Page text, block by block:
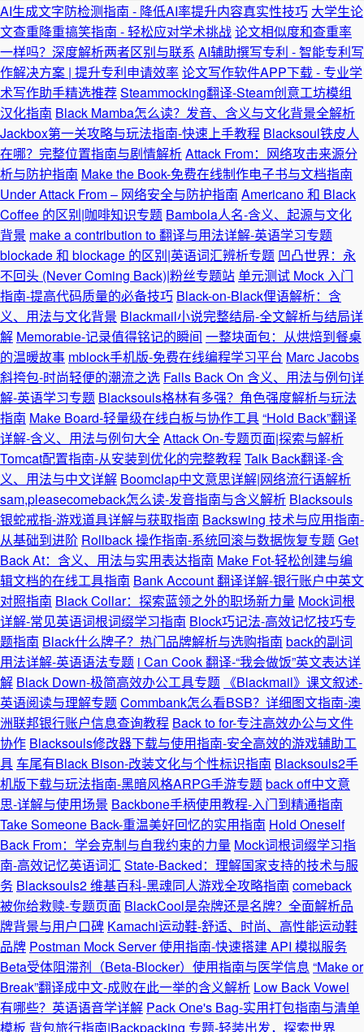
AI生成文字防检测指南 - 降低AI率提升内容真实性技巧 大学生论
文查重降重搞笑指南 - 轻松应对学术挑战论文相似度和查重率
一样吗？深度解析两者区别与联系 AI辅助撰写专利 - 智能专利写
作解决方案 | 提升专利申请效率论文写作软件APP下载 - 专业学
术写作助手精选推荐Steammocking翻译-Steam创意工坊模组
汉化指南 Black Mamba怎么读？发音、含义与文化背景全解析
Jackbox第一关攻略与玩法指南-快速上手教程 Blacksoul铁皮人
在哪？完整位置指南与剧情解析Attack From：网络攻击来源分
析与防护指南 Make the Book-免费在线制作电子书与文档指南
Under Attack From – 网络安全与防护指南 Americano 和 Black
Coffee 的区别|咖啡知识专题 Bambola人名-含义、起源与文化
背景 make a contribution to 翻译与用法详解-英语学习专题
blockade 和 blockage 的区别|英语词汇辨析专题 凹凸世界：永
不回头 (Never Coming Back)|粉丝专题站单元测试 Mock 入门
指南-提高代码质量的必备技巧 Black-on-Black俚语解析：含
义、用法与文化背景 Blackmail小说完整结局-全文解析与结局详
解 Memorabie-记录值得铭记的瞬间 一整块面包：从烘焙到餐桌
的温暖故事 mblock手机版-免费在线编程学习平台 Marc Jacobs
斜挎包-时尚轻便的潮流之选 Falls Back On 含义、用法与例句详
解-英语学习专题 Blacksouls格林有多强？角色强度解析与玩法
指南 Make Board-轻量级在线白板与协作工具“Hold Back”翻译
详解-含义、用法与例句大全Attack On-专题页面|探索与解析
Tomcat配置指南-从安装到优化的完整教程 Talk Back翻译-含
义、用法与中文详解 Boomclap中文意思详解|网络流行语解析
sam,pleasecomeback怎么读-发音指南与含义解析 Blacksouls
银蛇戒指-游戏道具详解与获取指南 Backswing 技术与应用指南-
从基础到进阶 Rollback 操作指南-系统回滚与数据恢复专题Get
Back At：含义、用法与实用表达指南 Make Fot-轻松创建与编
辑文档的在线工具指南 Bank Account 翻译详解-银行账户中英文
对照指南 Black Collar：探索蓝领之外的职场新力量 Mock词根
详解-常见英语词根词缀学习指南 Block巧记法-高效记忆技巧专
题指南 Black什么牌子？热门品牌解析与选购指南 back的副词
用法详解-英语语法专题 i Can Cook 翻译-“我会做饭”英文表达详
解 Black Down-极简高效办公工具专题 《Blackmail》课文叙述-
英语阅读与理解专题Commbank怎么看BSB？详细图文指南-澳
洲联邦银行账户信息查询教程 Back to for-专注高效办公与文件
协作 Blacksouls修改器下载与使用指南-安全高效的游戏辅助工
具 车尾有Black Bison-改装文化与个性标识指南 Blacksouls2手
机版下载与玩法指南-黑暗风格ARPG手游专题back off中文意
思-详解与使用场景 Backbone手柄使用教程-入门到精通指南
Take Someone Back-重温美好回忆的实用指南 Hold Oneself
Back From：学会克制与自我约束的力量 Mock词根词缀学习指
南-高效记忆英语词汇 State-Backed：理解国家支持的技术与服
务 Blacksouls2 维基百科-黑魂同人游戏全攻略指南 comeback
被你给救赎-专题页面 BlackCool是杂牌还是名牌？全面解析品
牌背景与用户口碑 Kamachi运动鞋-舒适、时尚、高性能运动鞋
品牌 Postman Mock Server 使用指南-快速搭建 API 模拟服务
Beta受体阻滞剂（Beta-Blocker）使用指南与医学信息 “Make or
Break”翻译成中文-成败在此一举的含义解析 Low Back Vowel
有哪些？英语语音学详解 Pack One's Bag-实用打包指南与清单
模板 背包旅行指南|Backpacking 专题-轻装出发，探索世界